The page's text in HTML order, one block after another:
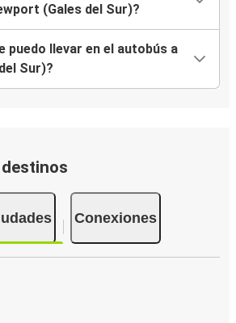
(Gales del Sur)?
puedo llevar en el autobús a
Sur)?
Conexiones